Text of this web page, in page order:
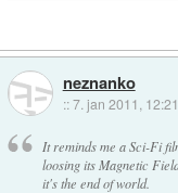
neznanko
::7. jan 2011, 12:21
It reminds me a Sci-Fi
loosing its Magnetic
it's the end of world.